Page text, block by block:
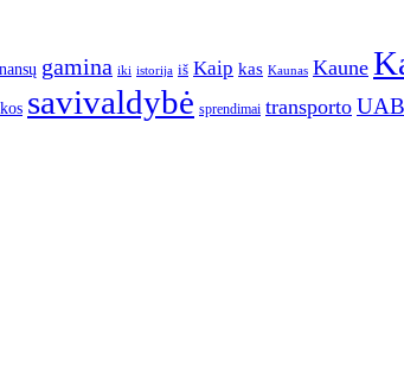
gamina iki istorija iš Kaip kas Kaunas Kaune
savivaldybė sprendimai transporto UAB